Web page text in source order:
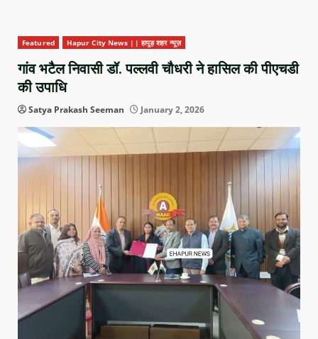
Featured Hapur City News || हापुड़ शहर न्यूज़
गांव भटैल निवासी डॉ. पल्लवी चौधरी ने हासिल की पीएचडी
की उपाधि
Satya Prakash Seeman January 2, 2026